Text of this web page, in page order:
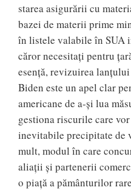
starea asigurării cu
bazei de materii prime
în listele valabile în SUA
căror necesitaţi pentru
esenţă, revizuirea
Biden este un apel clar
americane de a-şi lua
gestiona riscurile care
inevitabile precipitate de
mult, modul în care
aliaţii şi partenerii
o piaţă a pământurilor